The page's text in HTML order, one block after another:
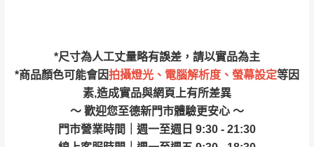
*尺寸為人工丈量略有誤差，請以實品為主
*商品顏色可能會因拍攝燈光、電腦解析度、螢幕設定等因
素,造成實品與網頁上有所差異
～ 歡迎您至德新門市體驗更安心 ～
門市營業時間｜週一至週日 9:30 - 21:30
NT$500元
＊A108產品另收運費
安鄉、大湖鄉、頭
屋、獅潭鄉
配送天數：5~14天
到貨時間：指定送貨日當天以電話聯絡確認
發票寄送：
若您選擇三聯式或索取兩聯式發票，發票將於商品
完成出貨15個工作天另行寄出，另外約加上2~7個
工作天內送達，如遇國定假日將順延寄送。